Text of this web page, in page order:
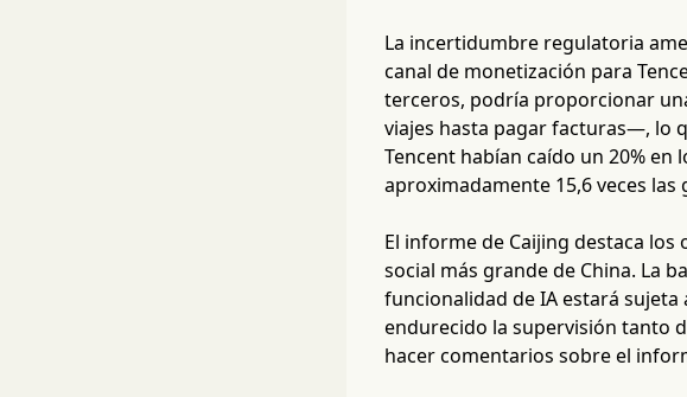
La incertidumbre regulatoria
canal de monetización para
terceros, podría proporcionar
viajes hasta pagar facturas—, lo
Tencent habían caído un 20% en
aproximadamente 15,6 veces las
El informe de Caijing destaca
social más grande de China. La
funcionalidad de IA estará
endurecido la supervisión tanto
hacer comentarios sobre el